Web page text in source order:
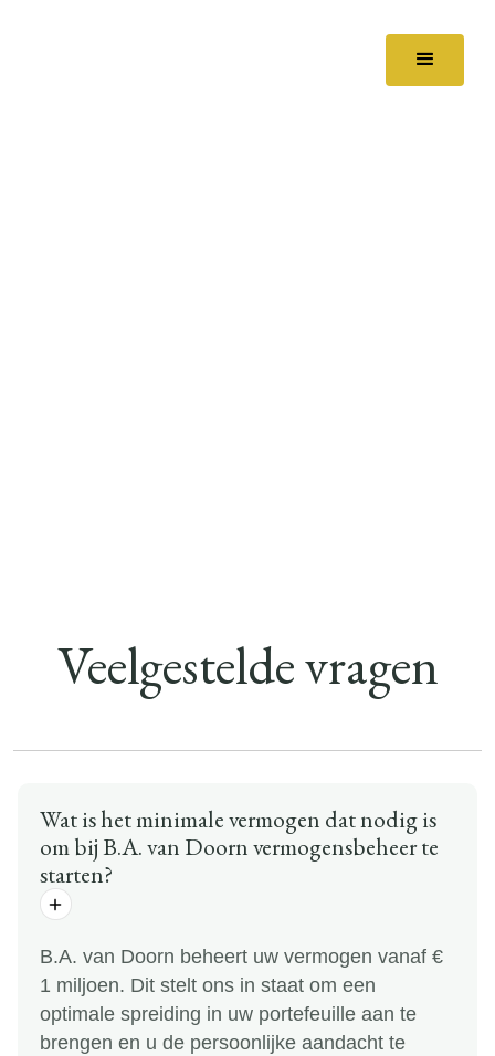
Veelgestelde vragen
Wat is het minimale vermogen dat nodig is
om bij B.A. van Doorn vermogensbeheer te
starten?
B.A. van Doorn beheert uw vermogen vanaf €
1 miljoen. Dit stelt ons in staat om een
optimale spreiding in uw portefeuille aan te
brengen en u de persoonlijke aandacht te